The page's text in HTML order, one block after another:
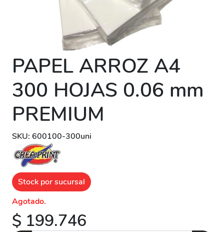
PAPEL ARROZ A4
300 HOJAS 0.06 mm
PREMIUM
SKU: 600100-300uni
Stock por sucursal
Agotado.
$ 199.746